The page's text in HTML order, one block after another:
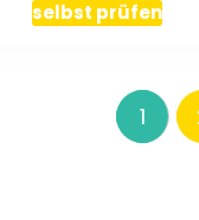
selbst prüfen
1